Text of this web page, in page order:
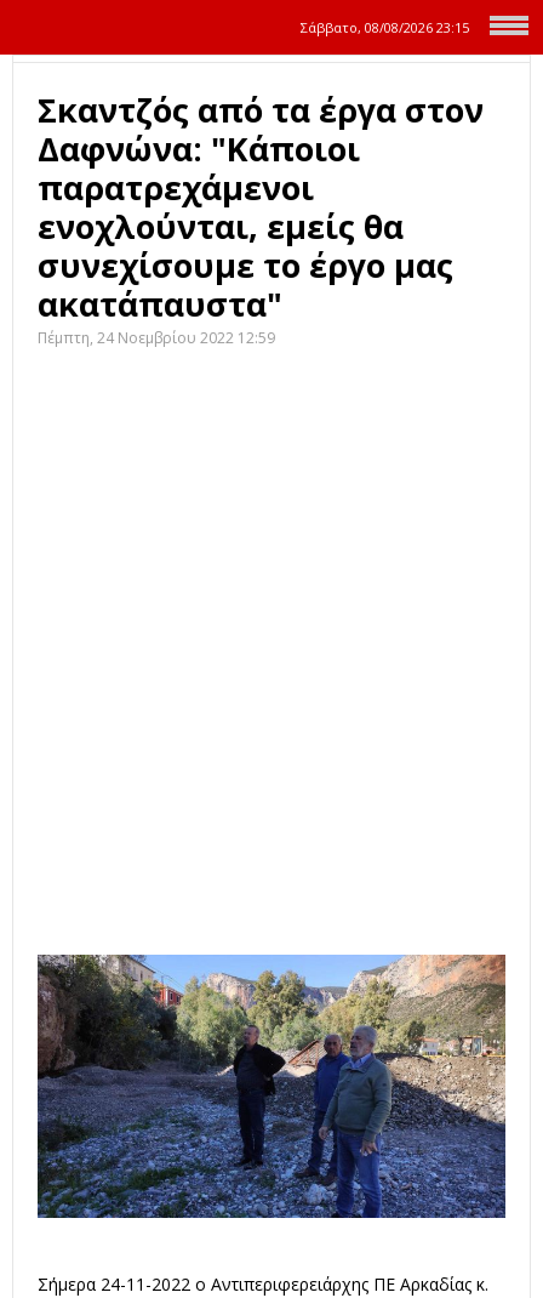
Σάββατο, 08/08/2026 23:15
Σκαντζός από τα έργα στον
Δαφνώνα: "Κάποιοι
παρατρεχάμενοι
ενοχλούνται, εμείς θα
συνεχίσουμε το έργο μας
ακατάπαυστα"
Πέμπτη, 24 Νοεμβρίου 2022 12:59
Σήμερα 24-11-2022 ο Αντιπεριφερειάρχης ΠΕ Αρκαδίας κ.